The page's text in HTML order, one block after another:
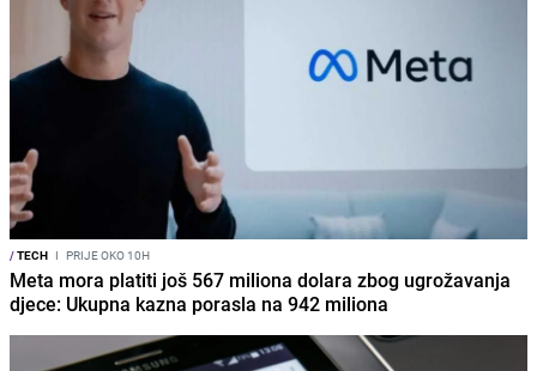
/TECH I PRIJE OKO 10H
Meta mora platiti još 567 miliona dolara zbog ugrožavanja
djece: Ukupna kazna porasla na 942 miliona